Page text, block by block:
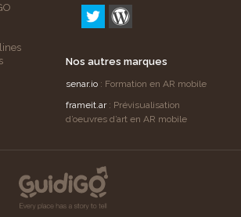
Nos autres marques
senar.io : Formation en AR mobile
frameit.ar: Prévisualisation
d’oeuvres d’art en AR mobile